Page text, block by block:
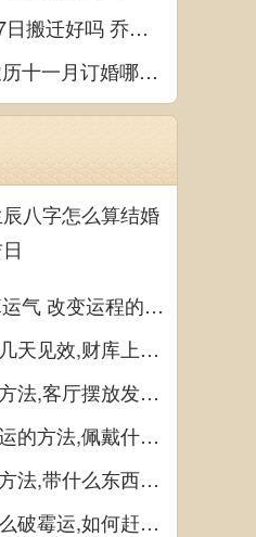
2024年12月17日搬迁好吗 乔迁好不好
癸卯2023年农历十一月订婚哪天日子比较好 是黄道吉日吗
八字怎么算结婚
2021年抽签算运气 改变运程的方法
招偏财的方法几天见效,财库上摆聚宝盆可招财
发横财最灵的方法,客厅摆放发财树易招来横财
最厉害的转财运的方法,佩戴什么饰品可提升运气
求财运最灵的方法,带什么东西可以增加财运
运气差的人怎么破霉运,如何赶走霉运